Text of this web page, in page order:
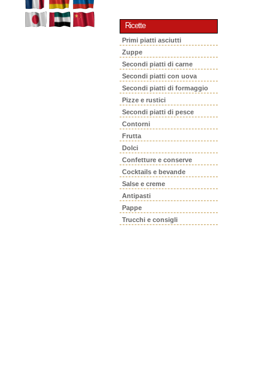
Ricette
Primi piatti asciutti
Zuppe
Secondi piatti di carne
Secondi piatti con uova
Secondi piatti di formaggio
Pizze e rustici
Secondi piatti di pesce
Contorni
Frutta
Dolci
Confetture e conserve
Cocktails e bevande
Salse e creme
Antipasti
Pappe
Trucchi e consigli